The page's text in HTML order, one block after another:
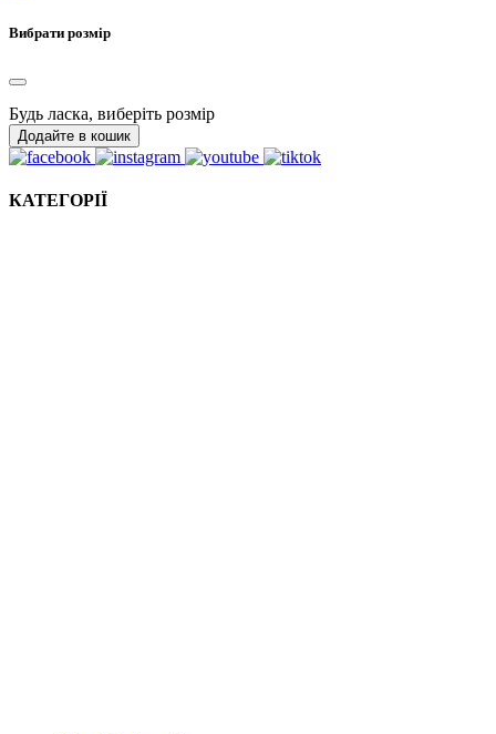
Вибрати розмір
Будь ласка, виберіть розмір
Додайте в кошик
КАТЕГОРІЇ